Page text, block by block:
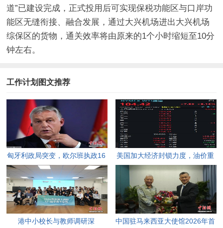
道”已建设完成，正式投用后可实现保税功能区与口岸功
能区无缝衔接、融合发展，通过大兴机场进出大兴机场
综保区的货物，通关效率将由原来的1个小时缩短至10分
钟左右。
工作计划图文推荐
匈牙利政局突变，欧尔班执政16
年终结。
美国加大经济封锁力度，油价重
返100美元高点，黄金价格急
跌，日韩主要股指开盘走低。
港中小校长与教师调研深
中国驻马来西亚大使馆2026年首